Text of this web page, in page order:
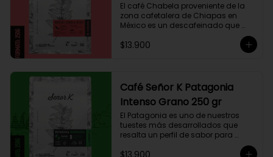
El café Chabela proveniente de la
zona cafetalera de Chiapas en
México es un descafeinado que
Este café se siembra cerca de la
fruto de su trabajo en el campo a
su madre, Chabela. Es un típica
descafeinado con agua, con
toques especiados y un cuerpo
cremoso, resaltan notas canela,
chocolate negro y lima, esto le
otorga una puntuación de 83,75. Si
buscas descansar de la cafeína,
$13.900
Café Señor K Patagonia
Intenso Grano 250 gr
El Patagonia es uno de nuestros
tuestes más desarrollados que
resalta un perfil de sabor para
intenso único y con exquisito
$13.900